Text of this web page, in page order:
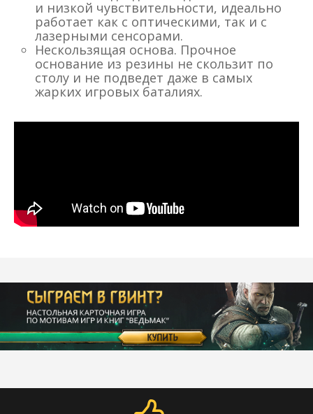
и низкой чувствительности, идеально
работает как с оптическими, так и с
лазерными сенсорами.
Нескользящая основа. Прочное
основание из резины не скользит по
столу и не подведет даже в самых
жарких игровых баталиях.